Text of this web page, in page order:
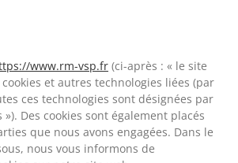
www.rm-vsp.fr (ci-après : « le site
et autres technologies liées (par
ces technologies sont désignées par
»). Des cookies sont également placés
que nous avons engagées. Dans le
nous vous informons de